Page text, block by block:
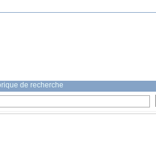
de recherche